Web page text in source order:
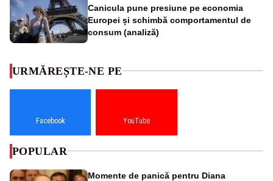
Canicula pune presiune pe economia
Europei și schimbă comportamentul de
consum (analiză)
URMĂREȘTE-NE PE
Facebook YouTube
POPULAR
Momente de panică pentru Diana